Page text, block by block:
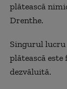
plătească
Drenthe.
Singurul lucru
plătească
dezvăluită.